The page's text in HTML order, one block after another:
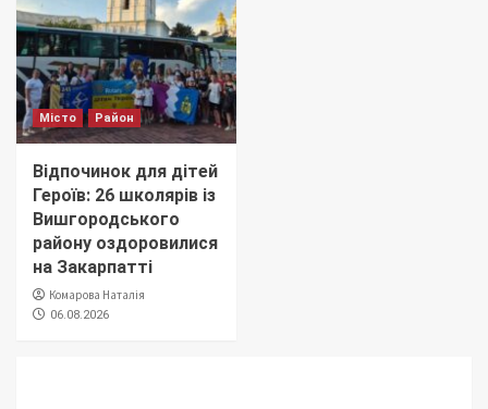
Місто Район
Відпочинок для дітей
Героїв: 26 школярів із
Вишгородського
району оздоровилися
на Закарпатті
Комарова Наталія
06.08.2026